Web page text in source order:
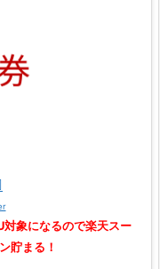
象になるので楽天スー
貯まる！